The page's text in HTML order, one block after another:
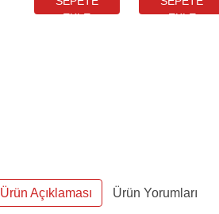
Ürün Açıklaması Ürün Yorumları